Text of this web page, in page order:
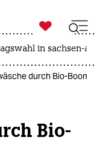

taz zahl ich
in sachsen-
durch Bio-Boom
Bio-